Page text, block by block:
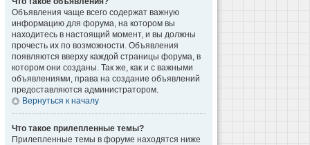
Объявления чаще всего содержат важную
информацию для форума, на котором вы
находитесь в настоящий момент, и вы должны
прочесть их по возможности. Объявления
появляются вверху каждой страницы форума, в
котором они созданы. Так же, как и с важными
объявлениями, права на создание объявлений
предоставляются администратором.
Вернуться к началу
Что такое прилепленные темы?
Прилепленные темы в форуме находятся ниже